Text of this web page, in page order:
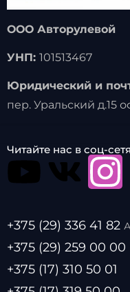
ООО Авторулевой
УНП: 101513467
Юридический и
пер. Уральский д.15
Читайте нас в соц-
+375 (29) 336 41 82
+375 (29) 259 00 00
+375 (17) 310 50 01